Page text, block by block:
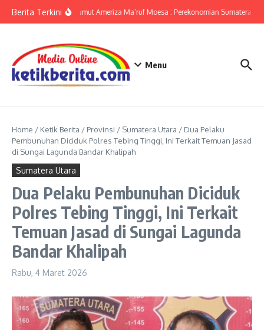
Berita TerkiniKPwBI Sumut Ameriza Ma’ruf Moesa : Perekonomian Sumatera
Menu
Home / Ketik Berita / Provinsi / Sumatera Utara / Dua Pelaku
Pembunuhan Diciduk Polres Tebing Tinggi, Ini Terkait Temuan Jasad
di Sungai Lagunda Bandar Khalipah
Sumatera Utara
Dua Pelaku Pembunuhan Diciduk
Polres Tebing Tinggi, Ini Terkait
Temuan Jasad di Sungai Lagunda
Bandar Khalipah
Rabu, 4 Maret 2026